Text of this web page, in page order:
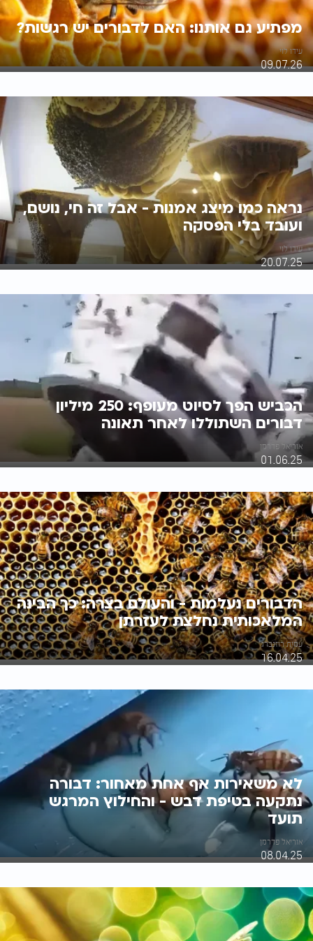
מפתיע גם אותנו: האם לדבורים יש רגשות?
עידו לוי
09.07.26
נראה כמו מיצג אמנות - אבל זה חי, נושם,
ועובד בלי הפסקה
עידו לוי
20.07.25
הכביש הפך לסיוט מעופף: 250 מיליון
דבורים השתוללו לאחר תאונה
אוריאל פדרמן
01.06.25
הדבורים נעלמות - והעולם בצרה: כך הבינה
המלאכותית נחלצת לעזרתן
עמית רוזנברג
16.04.25
לא משאירות אף אחת מאחור: דבורה
נתקעה בטיפת דבש - והחילוץ המרגש
תועד
אוריאל פדרמן
08.04.25